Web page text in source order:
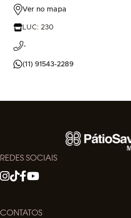
Ver no mapa
LUC: 230
-
(11) 91543-2289
REDES SOCIAIS
CONTATOS